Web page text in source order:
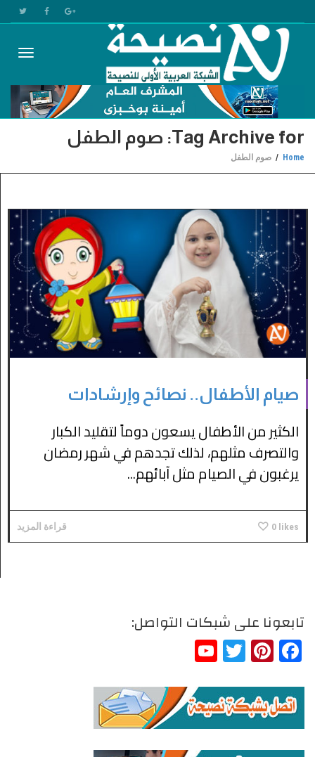
Tag Archive for: صوم الطفل
Home صوم الطفل
صيام الأطفال.. نصائح وإرشادات
الكثير من الأطفال يسعون دوماً لتقليد الكبار
والتصرف مثلهم، لذلك تجدهم في شهر رمضان
يرغبون في الصيام مثل آبائهم...
0 likes قراءة المزيد
تابعونا على شبكات التواصل:
Facebook
Pinterest
Twitter